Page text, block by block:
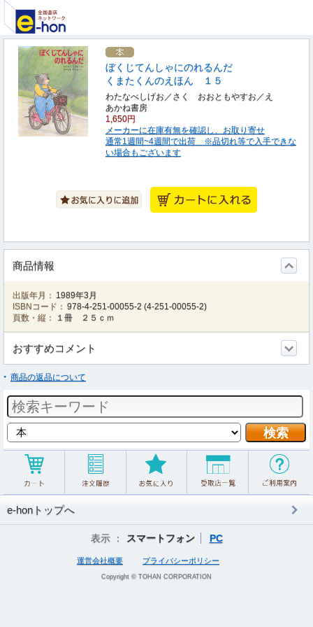
ぼくじてんしゃにのれるんだ
くまたくんのえほん １５
わたなべしげお／さく おおともやすお／え
あかね書房
1,650円
メーカーに在庫有無を確認し、お取り寄せ
通常1週間~4週間で出荷 ※品切れ等で入手できな
い場合もございます
商品情報
出版年月： 1989年3月
ISBNコード： 978-4-251-00055-2 (4-251-00055-2)
頁数・縦：
１冊 ２５ｃｍ
おすすめコメント
商品の返品について
e-honトップへ
表示 ： スマートフォン PC
運営会社概要 プライバシーポリシー
Copyright © TOHAN CORPORATION